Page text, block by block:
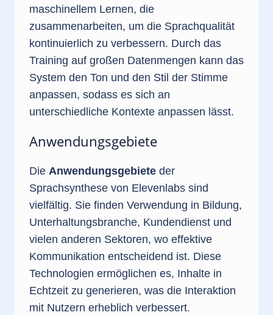
maschinellem Lernen, die
zusammenarbeiten, um die Sprachqualität
kontinuierlich zu verbessern. Durch das
Training auf großen Datenmengen kann das
System den Ton und den Stil der Stimme
anpassen, sodass es sich an
unterschiedliche Kontexte anpassen lässt.
Anwendungsgebiete
Die Anwendungsgebiete der
Sprachsynthese von Elevenlabs sind
vielfältig. Sie finden Verwendung in Bildung,
Unterhaltungsbranche, Kundendienst und
vielen anderen Sektoren, wo effektive
Kommunikation entscheidend ist. Diese
Technologien ermöglichen es, Inhalte in
Echtzeit zu generieren, was die Interaktion
mit Nutzern erheblich verbessert.